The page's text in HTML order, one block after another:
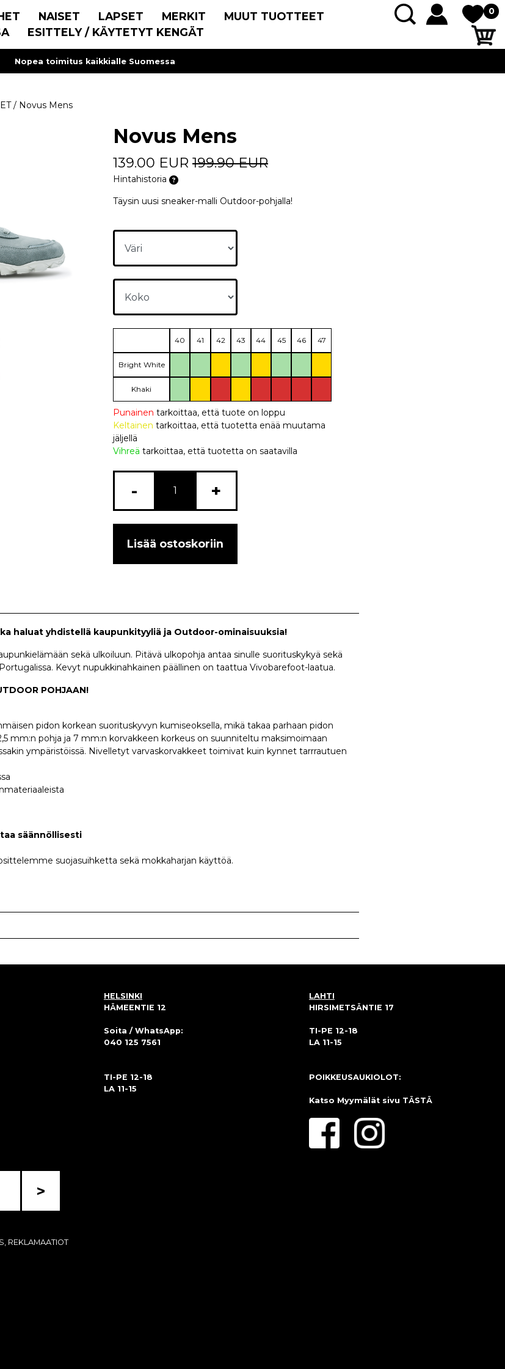
NAISET LAPSET MERKIT
MUUT TUOTTEET
ESITTELY / KÄYTETYT KENGÄT
0
Nopea toimitus kaikkialle Suomessa
/ Novus Mens
Novus Mens
139.00 EUR 199.90 EUR
Hintahistoria
Täysin uusi sneaker-malli Outdoor-pohjalla!
40 41 42 43 44 45 46 47
Bright White
Khaki
Punainen tarkoittaa, että tuote on loppu
Keltainen tarkoittaa, että tuotetta enää muutama
jäljellä
Vihreä tarkoittaa, että tuotetta on saatavilla
- +
Lisää ostoskoriin
haluat yhdistellä kaupunkityyliä ja Outdoor-ominaisuuksia!
sekä ulkoiluun. Pitävä ulkopohja antaa sinulle suorituskykyä sekä
Kevyt nupukkinahkainen päällinen on taattua Vivobarefoot-laatua.
POHJAAN!
pidon korkean suorituskyvyn kumiseoksella, mikä takaa parhaan pidon
mm:n pohja ja 7 mm:n korvakkeen korkeus on suunniteltu maksimoimaan
ympäristöissä. Nivelletyt varvaskorvakkeet toimivat kuin kynnet tarrrautuen
säännöllisesti
suojasuihketta sekä mokkaharjan käyttöä.
>
REKLAMAATIOT
HELSINKI
HÄMEENTIE 12
Soita / WhatsApp:
040 125 7561
TI-PE 12-18
LA 11-15
LAHTI
HIRSIMETSÄNTIE 17
TI-PE 12-18
LA 11-15
POIKKEUSAUKIOLOT:
Katso Myymälät sivu TÄSTÄ